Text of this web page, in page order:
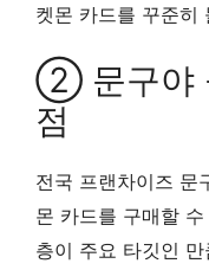
켓몬 카드를 꾸준히
② 문구야
점
전국 프랜차이즈 문
몬 카드를 구매할 수
층이 주요 타깃인